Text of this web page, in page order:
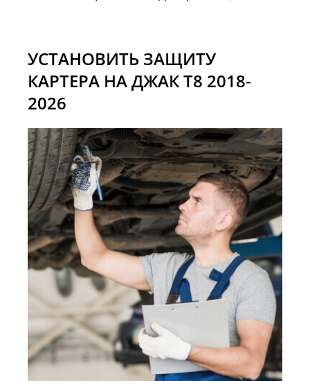
УСТАНОВИТЬ ЗАЩИТУ
КАРТЕРА НА ДЖАК T8 2018-
2026